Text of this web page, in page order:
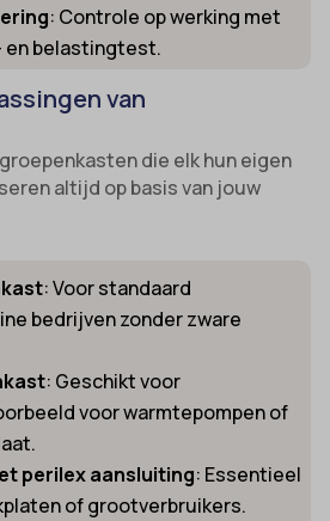
: Controle op werking met
en belastingtest.
van
die elk hun eigen
altijd op basis van jouw
: Voor standaard
bedrijven zonder zware
: Geschikt voor
voor warmtepompen of
perilex aansluiting: Essentieel
of grootverbruikers.